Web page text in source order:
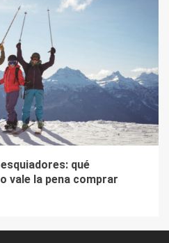
qué
vale la pena comprar